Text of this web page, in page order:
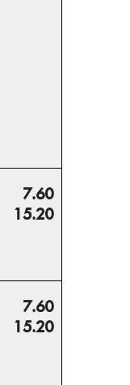
7.60
15.20
7.60
15.20